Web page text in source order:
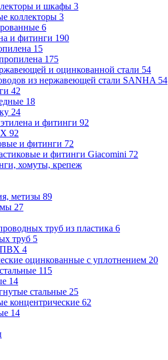
и шкафы 3
коллекторы 3
6
и фитинги 190
15
175
и оцинкованной стали 54
из нержавеющей стали SANHA 54
42
18
24
и фитинги 92
92
и фитинги 72
и фитинги Giacomini 72
хомуты, крепеж
метизы 89
27
труб из пластика 6
труб 5
ПВХ 4
оцинкованные с уплотнением 20
115
14
стальные 25
концентрические 62
14